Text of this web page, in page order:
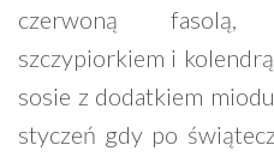
czerwoną fasolą,
szczypiorkiem i
sosie z dodatkiem
styczeń gdy po